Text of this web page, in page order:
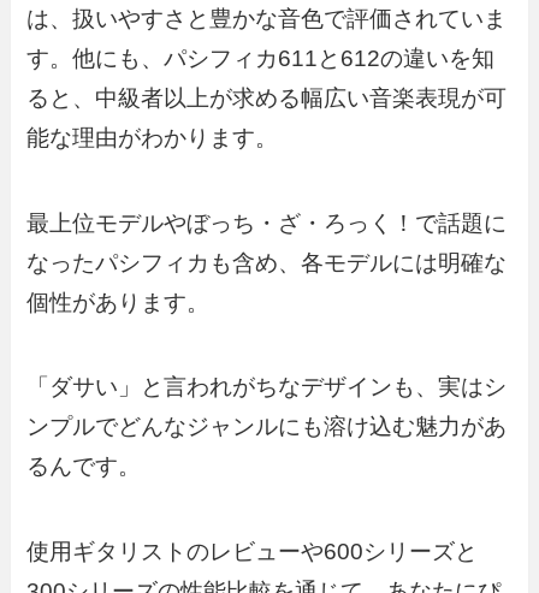
は、扱いやすさと豊かな音色で評価されていま
す。他にも、パシフィカ611と612の違いを知
ると、中級者以上が求める幅広い音楽表現が可
能な理由がわかります。
最上位モデルやぼっち・ざ・ろっく！で話題に
なったパシフィカも含め、各モデルには明確な
個性があります。
「ダサい」と言われがちなデザインも、実はシ
ンプルでどんなジャンルにも溶け込む魅力があ
るんです。
使用ギタリストのレビューや600シリーズと